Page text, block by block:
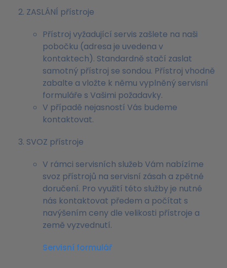
ZASLÁNÍ přístroje
Přístroj vyžadující servis zašlete na naši
pobočku (adresa je uvedena v
kontaktech). Standardně stačí zaslat
samotný přístroj se sondou. Přístroj vhodně
zabalte a vložte k němu vyplněný servisní
formuláře s Vašimi požadavky.
V případě nejasností Vás budeme
kontaktovat.
SVOZ přístroje
V rámci servisních služeb Vám nabízíme
svoz přístrojů na servisní zásah a zpětné
doručení. Pro využití této služby je nutné
nás kontaktovat předem a počítat s
navýšením ceny dle velikosti přístroje a
země vyzvednutí.
Servisní formulář